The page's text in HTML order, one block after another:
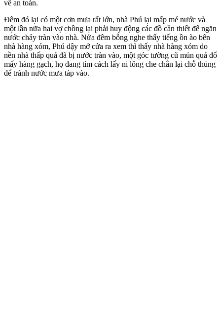
về an toàn.
Đêm đó lại có một cơn mưa rất lớn, nhà Phú lại mấp mé nước và
một lần nữa hai vợ chồng lại phải huy động các đồ cần thiết để ngăn
nước chảy tràn vào nhà. Nửa đêm bỗng nghe thấy tiếng ồn ào bên
nhà hàng xóm, Phú dậy mở cửa ra xem thì thấy nhà hàng xóm do
nền nhà thấp quá đã bị nước tràn vào, một góc tường cũ mủn quá đổ
mấy hàng gạch, họ đang tìm cách lấy ni lông che chắn lại chỗ thủng
để tránh nước mưa táp vào.